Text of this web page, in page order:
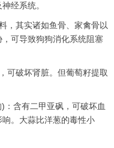
经系统。
，其实诸如鱼骨、家禽骨以
可导致狗狗消化系统阻塞
可破坏肾脏。但葡萄籽提取
：含有二甲亚砜，可破坏血
。大蒜比洋葱的毒性小